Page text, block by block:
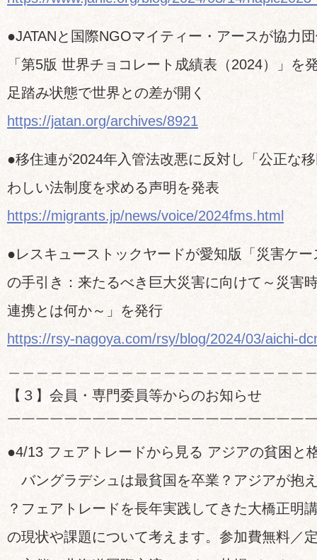
●JATANと国際NGOマイティー・アースが協力
「第5版 世界チョコレート成績表（2024）」
足踏み状態で世界との差が開く
https://jatan.org/archives/8921
●移住連が2024年入管法改悪に反対し「公正な
わしい法制度を求める声明を発表
https://migrants.jp/news/voice/2024fms.html
●レスキューストックヤードが愛知版「災害ケ
の手引き：来たるべき巨大災害に向けて～災害
連携とは何か～」を発行
https://rsy-nagoya.com/rsy/blog/2024/03/aichi-
【３】会員・専門委員等からのお知らせ
￣￣￣￣￣￣￣￣￣￣￣￣￣￣￣￣￣￣￣￣￣
●4/13 フェアトレードから見る アジアの貧困と
バングラデシュは最貧国を卒業？アジアが抱
？フェアトレードを長年実践してきた大橋正明
の現状や課題について考えます。参加費無料／